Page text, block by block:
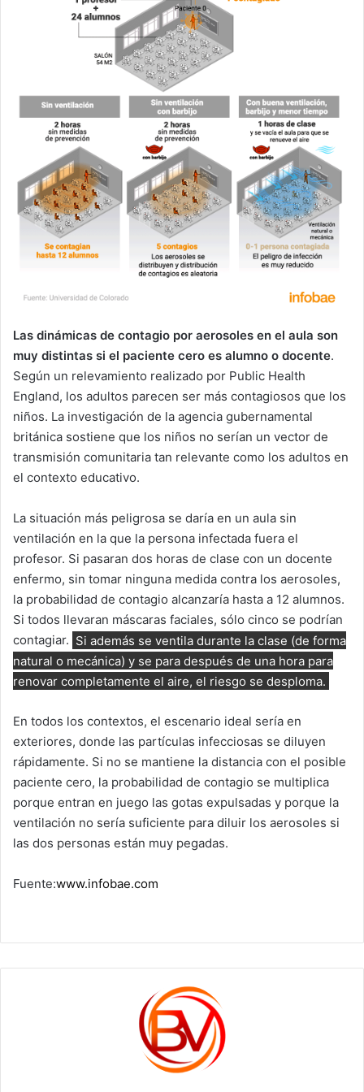
Las dinámicas de contagio por aerosoles en el aula son
muy distintas si el paciente cero es alumno o docente.
Según un relevamiento realizado por Public Health
England, los adultos parecen ser más contagiosos que los
niños. La investigación de la agencia gubernamental
británica sostiene que los niños no serían un vector de
transmisión comunitaria tan relevante como los adultos en
el contexto educativo.
La situación más peligrosa se daría en un aula sin
ventilación en la que la persona infectada fuera el
profesor. Si pasaran dos horas de clase con un docente
enfermo, sin tomar ninguna medida contra los aerosoles,
la probabilidad de contagio alcanzaría hasta a 12 alumnos.
Si todos llevaran máscaras faciales, sólo cinco se podrían
contagiar. Si además se ventila durante la clase (de forma
natural o mecánica) y se para después de una hora para
renovar completamente el aire, el riesgo se desploma.
En todos los contextos, el escenario ideal sería en
exteriores, donde las partículas infecciosas se diluyen
rápidamente. Si no se mantiene la distancia con el posible
paciente cero, la probabilidad de contagio se multiplica
porque entran en juego las gotas expulsadas y porque la
ventilación no sería suficiente para diluir los aerosoles si
las dos personas están muy pegadas.
Fuente:www.infobae.com